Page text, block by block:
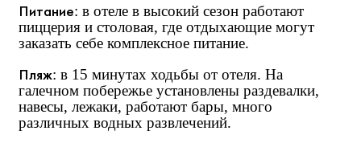
Питание: в отеле в высокий сезон работают
пиццерия и столовая, где отдыхающие могут
заказать себе комплексное питание.
Пляж: в 15 минутах ходьбы от отеля. На
галечном побережье установлены раздевалки,
навесы, лежаки, работают бары, много
различных водных развлечений.